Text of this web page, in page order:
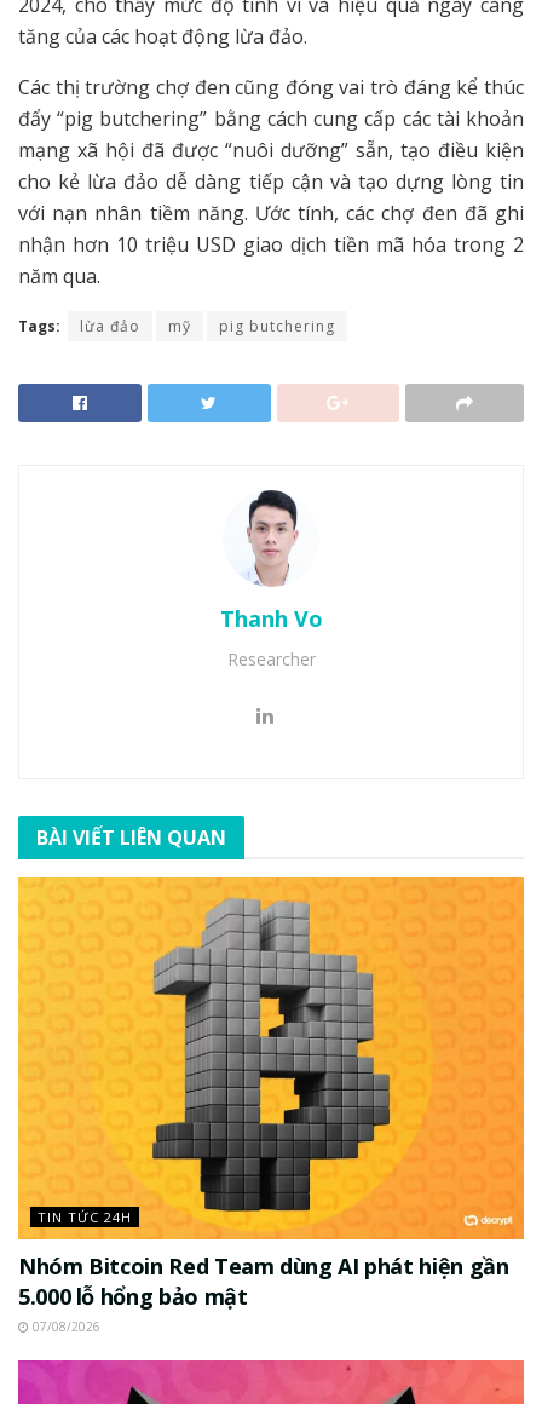
tăng của các hoạt động lừa đảo.
Các thị trường chợ đen cũng đóng vai trò đáng kể thúc
đẩy “pig butchering” bằng cách cung cấp các tài khoản
mạng xã hội đã được “nuôi dưỡng” sẵn, tạo điều kiện
cho kẻ lừa đảo dễ dàng tiếp cận và tạo dựng lòng tin
với nạn nhân tiềm năng. Ước tính, các chợ đen đã ghi
nhận hơn 10 triệu USD giao dịch tiền mã hóa trong 2
năm qua.
Tags: lừa đảo mỹ pig butchering
Thanh Vo
Researcher
BÀI VIẾT LIÊN QUAN
TIN TỨC 24H
Nhóm Bitcoin Red Team dùng AI phát hiện gần
5.000 lỗ hổng bảo mật
07/08/2026